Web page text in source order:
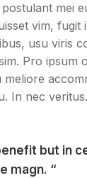
mei
vim, fugit
usu viris
Pro ipsum
In nec veritus.
but in
magn. “